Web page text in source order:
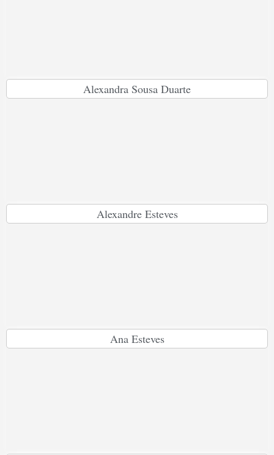
Alexandra Sousa Duarte
Alexandre Esteves
Ana Esteves